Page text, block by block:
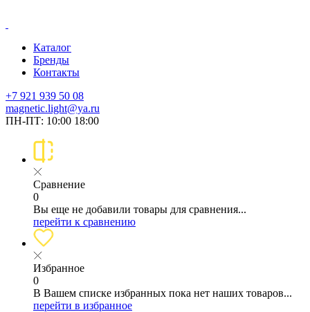
Каталог
Бренды
Контакты
+7 921 939 50 08
magnetic.light@ya.ru
ПН-ПТ: 10:00 18:00
Сравнение
0
Вы еще не добавили товары для сравнения...
перейти к сравнению
Избранное
0
В Вашем списке избранных пока нет наших товаров...
перейти в избранное